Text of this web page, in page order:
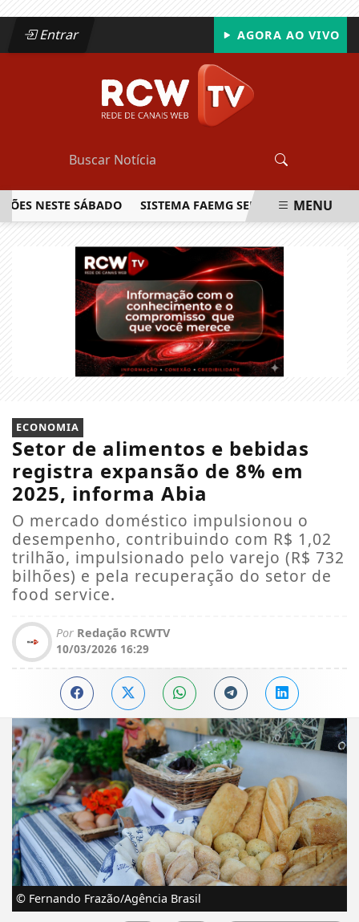
Entrar AGORA AO VIVO
SÁBADO SISTEMA FAEMG SENAR LANÇA OMENU
ECONOMIA
Setor de alimentos e bebidas
registra expansão de 8% em
2025, informa Abia
O mercado doméstico impulsionou o
desempenho, contribuindo com R$ 1,02
trilhão, impulsionado pelo varejo (R$ 732
bilhões) e pela recuperação do setor de
food service.
Por Redação RCWTV
10/03/2026 16:29
© Fernando Frazão/Agência Brasil